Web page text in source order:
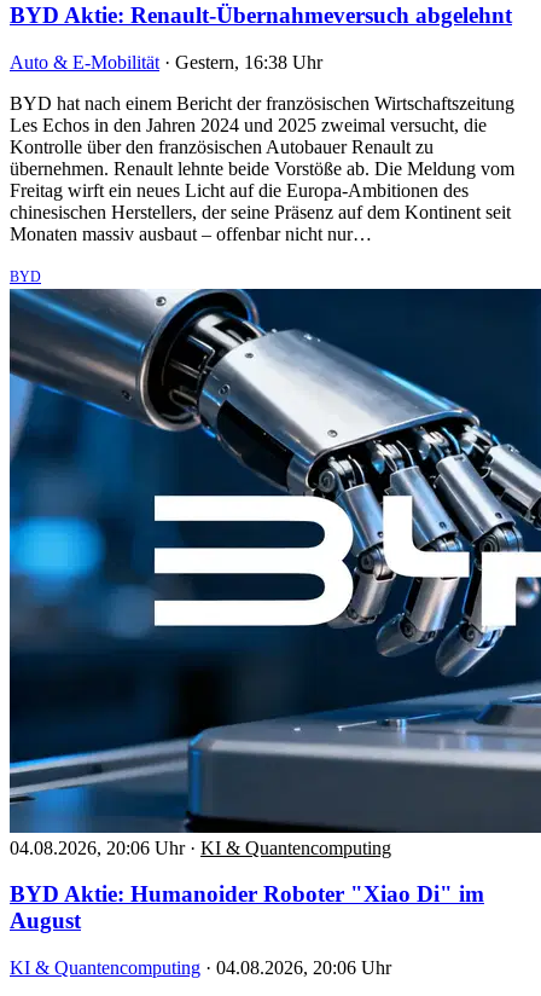
BYD Aktie: Renault-Übernahmeversuch abgelehnt
Auto & E-Mobilität · Gestern, 16:38 Uhr
BYD hat nach einem Bericht der französischen Wirtschaftszeitung
Les Echos in den Jahren 2024 und 2025 zweimal versucht, die
Kontrolle über den französischen Autobauer Renault zu
übernehmen. Renault lehnte beide Vorstöße ab. Die Meldung vom
Freitag wirft ein neues Licht auf die Europa-Ambitionen des
chinesischen Herstellers, der seine Präsenz auf dem Kontinent seit
Monaten massiv ausbaut – offenbar nicht nur…
BYD
04.08.2026, 20:06 Uhr · KI & Quantencomputing
BYD Aktie: Humanoider Roboter "Xiao Di" im
August
KI & Quantencomputing · 04.08.2026, 20:06 Uhr